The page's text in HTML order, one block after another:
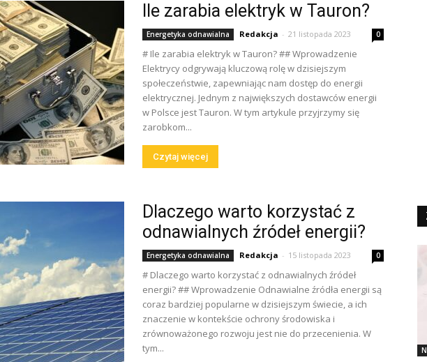
Ile zarabia elektryk w Tauron?
Energetyka odnawialna Redakcja - 21 listopada 2023 0
# Ile zarabia elektryk w Tauron? ## Wprowadzenie
Elektrycy odgrywają kluczową rolę w dzisiejszym
społeczeństwie, zapewniając nam dostęp do energii
elektrycznej. Jednym z największych dostawców energii
w Polsce jest Tauron. W tym artykule przyjrzymy się
zarobkom...
Czytaj więcej
Dlaczego warto korzystać z
odnawialnych źródeł energii?
Energetyka odnawialna Redakcja - 15 listopada 2023 0
# Dlaczego warto korzystać z odnawialnych źródeł
energii? ## Wprowadzenie Odnawialne źródła energii są
coraz bardziej popularne w dzisiejszym świecie, a ich
znaczenie w kontekście ochrony środowiska i
zrównoważonego rozwoju jest nie do przecenienia. W
tym...